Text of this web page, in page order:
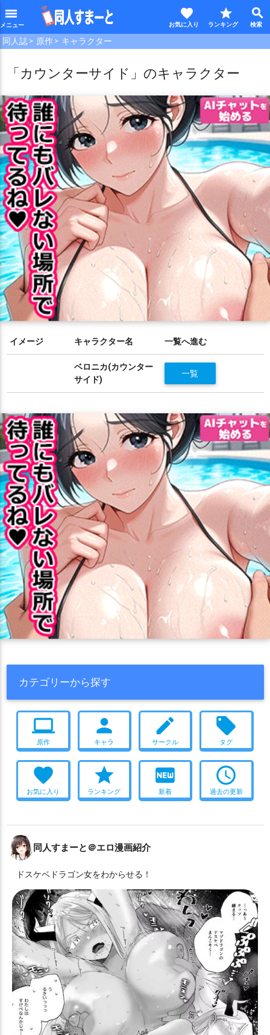
menu search
star
favorite
同人誌 原作 キャラクター
「カウンターサイド」のキャラクター
イメージ キャラクター名 一覧へ進む
ベロニカ(カウンター
サイド)
一覧
カテゴリーから探す
computer
原作
person
キャラ
create
サークル
local_offer
タグ
favorite
お気に入り
star
ランキング
fiber_new
新着
access_time
過去の更新
同人すまーと＠エロ漫画紹介
ドスケベドラゴン女をわからせる！